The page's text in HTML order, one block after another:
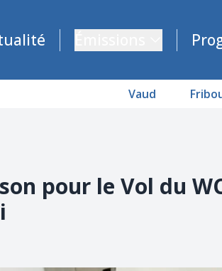
Vaud et Fribourg
Vaud
pour le Vol du